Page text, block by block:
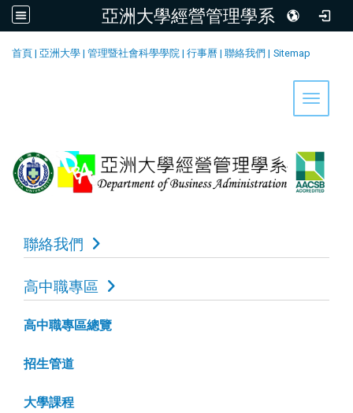
亞洲大學經營管理學系
首頁 | 亞洲大學 | 管理暨社會科學學院 | 行事曆 | 聯絡我們 | Sitemap
Toggle
聯絡我們
高中職專區
高中職專區總覽
招生管道
大學課程